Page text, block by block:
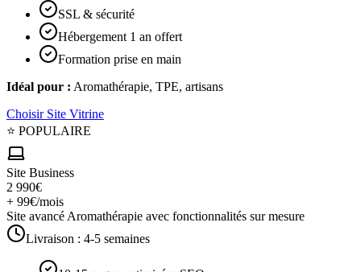
SSL & sécurité
Hébergement 1 an offert
Formation prise en main
Idéal pour : Aromathérapie, TPE, artisans
Choisir Site Vitrine
⭐ POPULAIRE
Site Business
2 990€
+ 99€/mois
Site avancé Aromathérapie avec fonctionnalités sur mesure
Livraison : 4-5 semaines